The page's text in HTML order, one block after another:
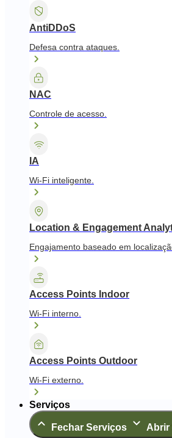
AntiDDoS
Defesa contra ataques.
NAC
Controle de acesso.
IA
Wi-Fi inteligente.
Location & Engagement
Engajamento baseado em
Access Points Indoor
Wi-Fi interno.
Access Points Outdoor
Wi-Fi externo.
Serviços
Fechar Serviços
Abrir